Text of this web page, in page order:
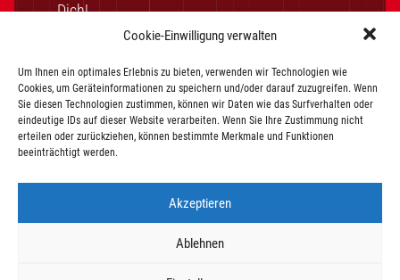
Cookie-Einwilligung verwalten
Um Ihnen ein optimales Erlebnis zu bieten, verwenden wir Technologien wie
Cookies, um Geräteinformationen zu speichern und/oder darauf zuzugreifen. Wenn
Sie diesen Technologien zustimmen, können wir Daten wie das Surfverhalten oder
eindeutige IDs auf dieser Website verarbeiten. Wenn Sie Ihre Zustimmung nicht
erteilen oder zurückziehen, können bestimmte Merkmale und Funktionen
beeinträchtigt werden.
Akzeptieren
Ablehnen
Dich!
Mitglied werden
Vereinssatzung Beitragsordnung
©2026 Lichtenrader SV